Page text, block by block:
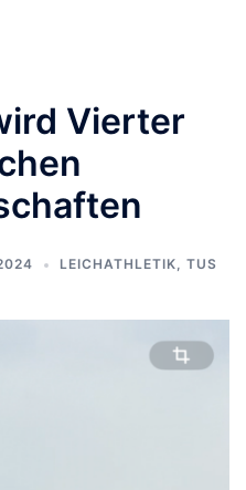
Vierter
LEICHATHLETIK, TUS